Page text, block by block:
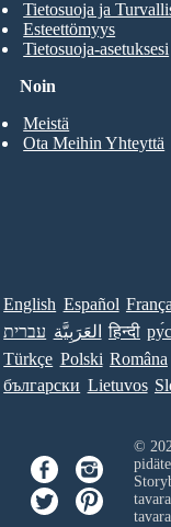
Noin
Meistä
Ota Meihin Yhteyttä
Tietosuoja ja
Esteettömyys
Tietosuoja-asetuksesi
English Español
עברית العَرَبِيَّة हिन्दी
Türkçe Polski Româna
български Lietuvos
©